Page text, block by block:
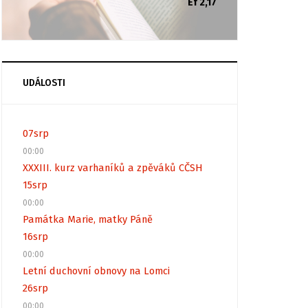
Ef 2,17
UDÁLOSTI
07srp
00:00
XXXIII. kurz varhaníků a zpěváků CČSH
15srp
00:00
Památka Marie, matky Páně
16srp
00:00
Letní duchovní obnovy na Lomci
26srp
00:00